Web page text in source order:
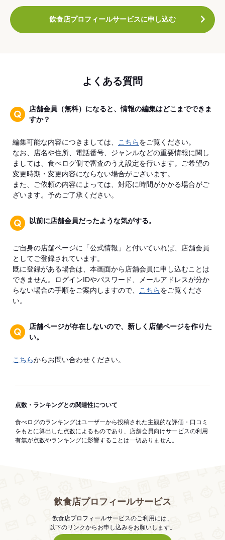
飲食店プロフィールサービスに申し込む
よくある質問
店舗会員（無料）になると、情報の編集はどこまでできま
すか？
編集可能な内容につきましては、 こちらをご覧ください。
なお、店名や住所、電話番号、ジャンルなどの重要情報に関し
ましては、食べログ側で審査のうえ設定を行います。ご希望の
変更時期・変更内容にならない場合がございます。
また、ご依頼の内容によっては、対応に時間がかかる場合がご
ざいます。予めご了承ください。
以前に店舗会員だったような気がする。
ご自身の店舗ページに「公式情報」と付いていれば、店舗会員
としてご登録されています。
既に登録がある場合は、本画面から店舗会員に申し込むことは
できません。ログインIDやパスワード、メールアドレスが分か
らない場合の手順をご案内しますので、
こちらをご覧くださ
い。
店舗ページが存在しないので、新しく店舗ページを作りた
い。
こちらからお問い合わせください。
点数・ランキングとの関連性について
食べログのランキングはユーザーから投稿された主観的な評価・口コミ
をもとに算出した点数によるものであり、店舗会員向けサービスの利用
有無が点数やランキングに影響することは一切ありません。
飲食店プロフィールサービス
飲食店プロフィールサービスのご利用には、
以下のリンクからお申し込みをお願いします。